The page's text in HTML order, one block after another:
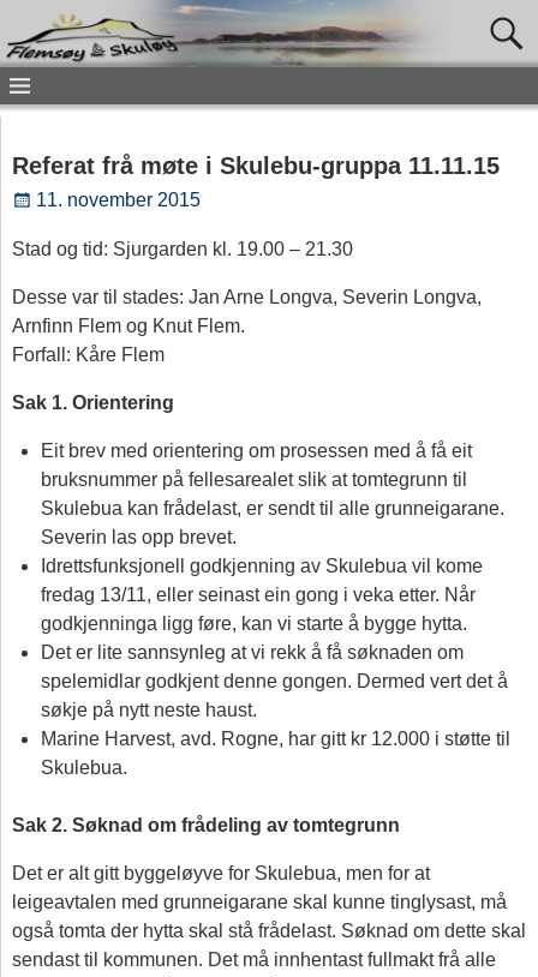
Referat frå møte i Skulebu-gruppa 11.11.15
11. november 2015
Stad og tid: Sjurgarden kl. 19.00 – 21.30
Desse var til stades: Jan Arne Longva, Severin Longva,
Arnfinn Flem og Knut Flem.
Forfall: Kåre Flem
Sak 1. Orientering
Eit brev med orientering om prosessen med å få eit
bruksnummer på fellesarealet slik at tomtegrunn til
Skulebua kan frådelast, er sendt til alle grunneigarane.
Severin las opp brevet.
Idrettsfunksjonell godkjenning av Skulebua vil kome
fredag 13/11, eller seinast ein gong i veka etter. Når
godkjenninga ligg føre, kan vi starte å bygge hytta.
Det er lite sannsynleg at vi rekk å få søknaden om
spelemidlar godkjent denne gongen. Dermed vert det å
søkje på nytt neste haust.
Marine Harvest, avd. Rogne, har gitt kr 12.000 i støtte til
Skulebua.
Sak 2. Søknad om frådeling av tomtegrunn
Det er alt gitt byggeløyve for Skulebua, men for at
leigeavtalen med grunneigarane skal kunne tinglysast, må
også tomta der hytta skal stå frådelast. Søknad om dette skal
sendast til kommunen. Det må innhentast fullmakt frå alle